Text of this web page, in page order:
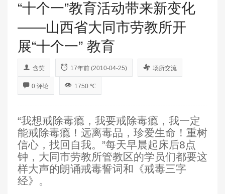
“十个一”教育活动带来新变化
——山西省大同市劳教所开
展“十个一” 教育
含笑 17年前 (2010-04-25) 场所交流
0 评论 1750 ℃
“我想戒除毒瘾，我要戒除毒瘾，我一定
能戒除毒瘾！远离毒品，珍爱生命！重树
信心，找回自我。”每天早晨起床后8点
钟，大同市劳教所管教区的学员们都要这
样大声的朗诵戒毒誓词和《戒毒三字
经》。